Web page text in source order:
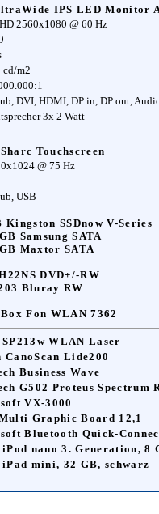
IPS LED Monitor
2560x1080 @ 60 Hz
cd/m2
DVI, HDMI, DP in, DP out,
3x 2 Watt
Touchscreen
@ 75 Hz
USB
Kingston SSDnow V-Series
Samsung SATA
Maxtor SATA
DVD+/-RW
Bluray RW
Fon WLAN 7362
WLAN Laser
CanoScan Lide200
Business Wave
G502 Proteus Spectrum
VX-3000
Graphic Board 12,1
Bluetooth Quick-
iPod nano 3. Generation, 8
mini, 32 GB, schwarz